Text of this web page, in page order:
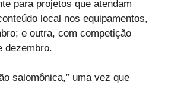
para projetos que atendam
local nos equipamentos,
e outra, com competição
dezembro.
salomônica,” uma vez que